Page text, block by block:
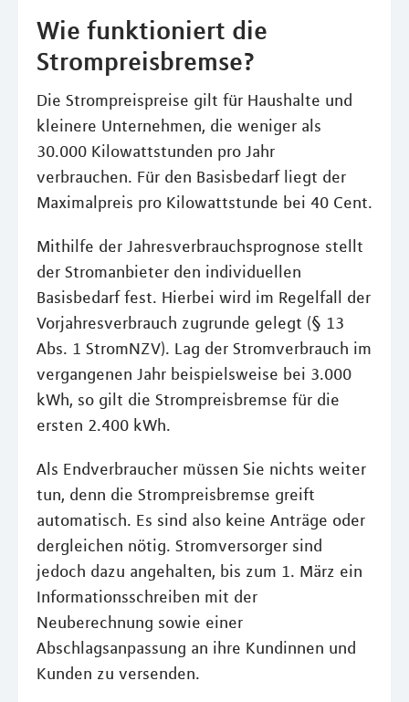
Wie funktioniert die
Strompreisbremse?
Die Strompreispreise gilt für Haushalte und
kleinere Unternehmen, die weniger als
30.000 Kilowattstunden pro Jahr
verbrauchen. Für den Basisbedarf liegt der
Maximalpreis pro Kilowattstunde bei 40 Cent.
Mithilfe der Jahresverbrauchsprognose stellt
der Stromanbieter den individuellen
Basisbedarf fest. Hierbei wird im Regelfall der
Vorjahresverbrauch zugrunde gelegt (§ 13
Abs. 1 StromNZV). Lag der Stromverbrauch im
vergangenen Jahr beispielsweise bei 3.000
kWh, so gilt die Strompreisbremse für die
ersten 2.400 kWh.
Als Endverbraucher müssen Sie nichts weiter
tun, denn die Strompreisbremse greift
automatisch. Es sind also keine Anträge oder
dergleichen nötig. Stromversorger sind
jedoch dazu angehalten, bis zum 1. März ein
Informationsschreiben mit der
Neuberechnung sowie einer
Abschlagsanpassung an ihre Kundinnen und
Kunden zu versenden.